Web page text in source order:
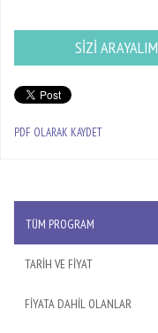
SİZİ ARAYALIM
PDF OLARAK KAYDET
TÜM PROGRAM
TARİH VE FİYAT
FİYATA DAHİL OLANLAR